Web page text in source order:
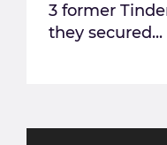
3 former
they secured...